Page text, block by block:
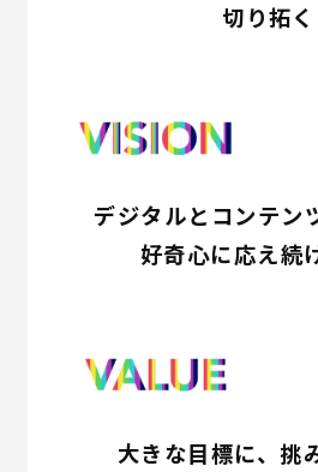
切り拓く
デジタルとコンテン
好奇心に応え続
大きな目標に、挑